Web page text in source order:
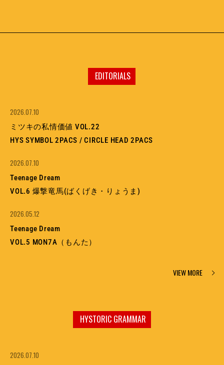
EDITORIALS
2026.07.10
ミツキの私情価値 VOL.22
HYS SYMBOL 2PACS / CIRCLE HEAD 2PACS
2026.07.10
Teenage Dream
VOL.6 爆撃竜馬(ばくげき・りょうま)
2026.05.12
Teenage Dream
VOL.5 MON7A（もんた）
VIEW MORE
HYSTORIC GRAMMAR
2026.07.10